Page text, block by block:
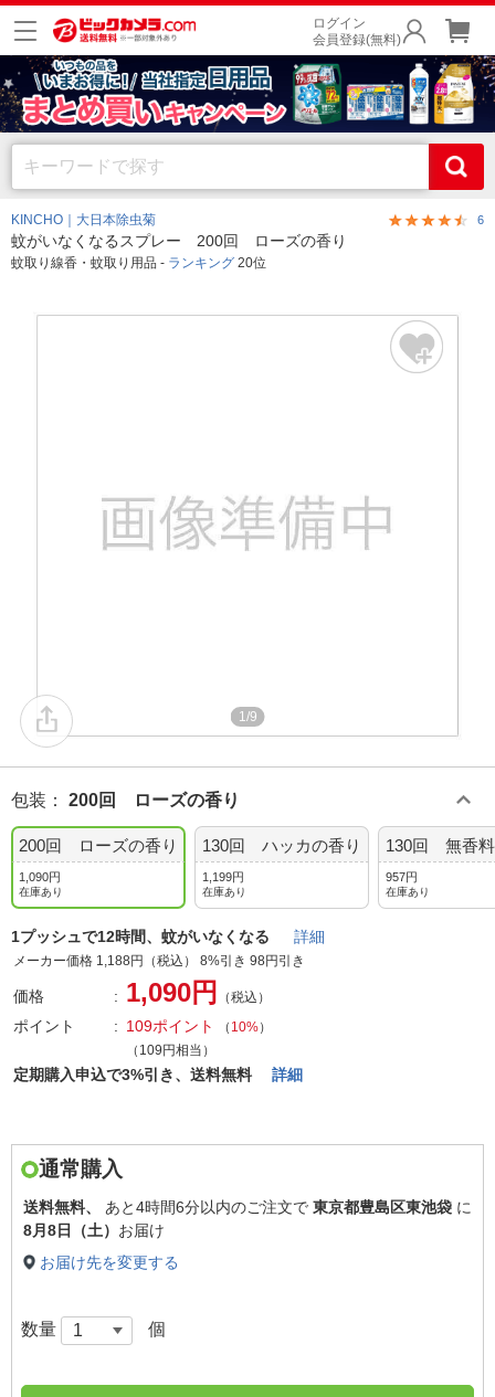
ログイン
会員登録(無料)
KINCHO｜大日本除虫菊 6
蚊がいなくなるスプレー 200回 ローズの香り
蚊取り線香・蚊取り用品 - ランキング 20位
1/9
包装 ： 200回 ローズの香り
200回 ローズの香り
1,090円
在庫あり
130回 ハッカの香り
1,199円
在庫あり
130回 無香料
957円
在庫あり
1プッシュで12時間、蚊がいなくなる 詳細
メーカー価格 1,188円（税込） 8%引き 98円引き
価格 1,090円 （税込）
ポイント 109ポイント （ 10%）
（109円相当）
定期購入申込で3%引き、送料無料 詳細
通常購入
送料無料、 あと4時間6分以内のご注文で 東京都豊島区東池袋 に
8月8日（土） お届け
お届け先を変更する
数量 個